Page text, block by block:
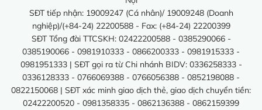
SĐT tiếp nhận: 19009247 (Cá nhân)/ 19009248 (Doanh
nghiệp)/(+84-24) 22200588 - Fax: (+84-24) 22200399
SĐT Tổng đài TTCSKH: 02422200588 - 0385290066 -
0385190066 - 0981910333 - 0866200333 - 0981915333 -
0981951333 | SĐT gọi ra từ Chi nhánh BIDV: 0336258333 -
0336128333 - 0766069388 - 0766056388 - 0852198088 -
0822150068 | SĐT xác minh giao dịch thẻ, giao dịch chuyển tiền:
02422200520 - 0981358335 - 0862136388 - 0862159399